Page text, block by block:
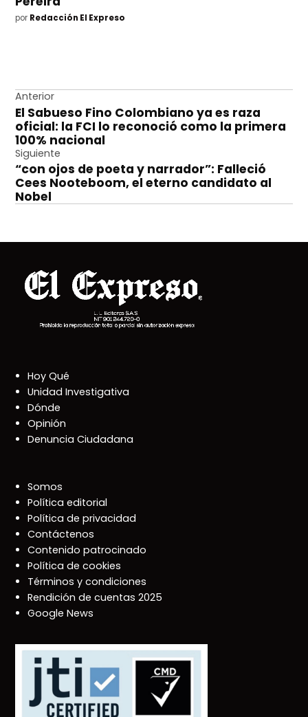
por Redacción El Expreso
Navegación
de
entradas
Anterior
El Sabueso Fino Colombiano ya es raza
oficial: la FCI lo reconoció como la primera
100% nacional
Siguiente
“con ojos de poeta y narrador”: Falleció
Cees Nooteboom, el eterno candidato al
Nobel
Hoy Qué
Unidad Investigativa
Dónde
Opinión
Denuncia Ciudadana
Somos
Política editorial
Política de privacidad
Contáctenos
Contenido patrocinado
Política de cookies
Términos y condiciones
Rendición de cuentas 2025
Google News